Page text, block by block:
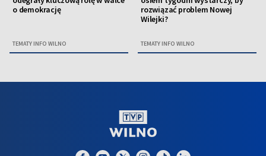
o demokrację
TEMATY INFO WILNO
rozwiązać problem Nowej
Wilejki?
TEMATY INFO WILNO